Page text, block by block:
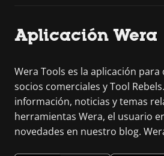
Aplicación Wera
Wera Tools es la aplicación
socios comerciales y Tool
información, noticias y temas
herramientas Wera, el usuario
novedades en nuestro blog.